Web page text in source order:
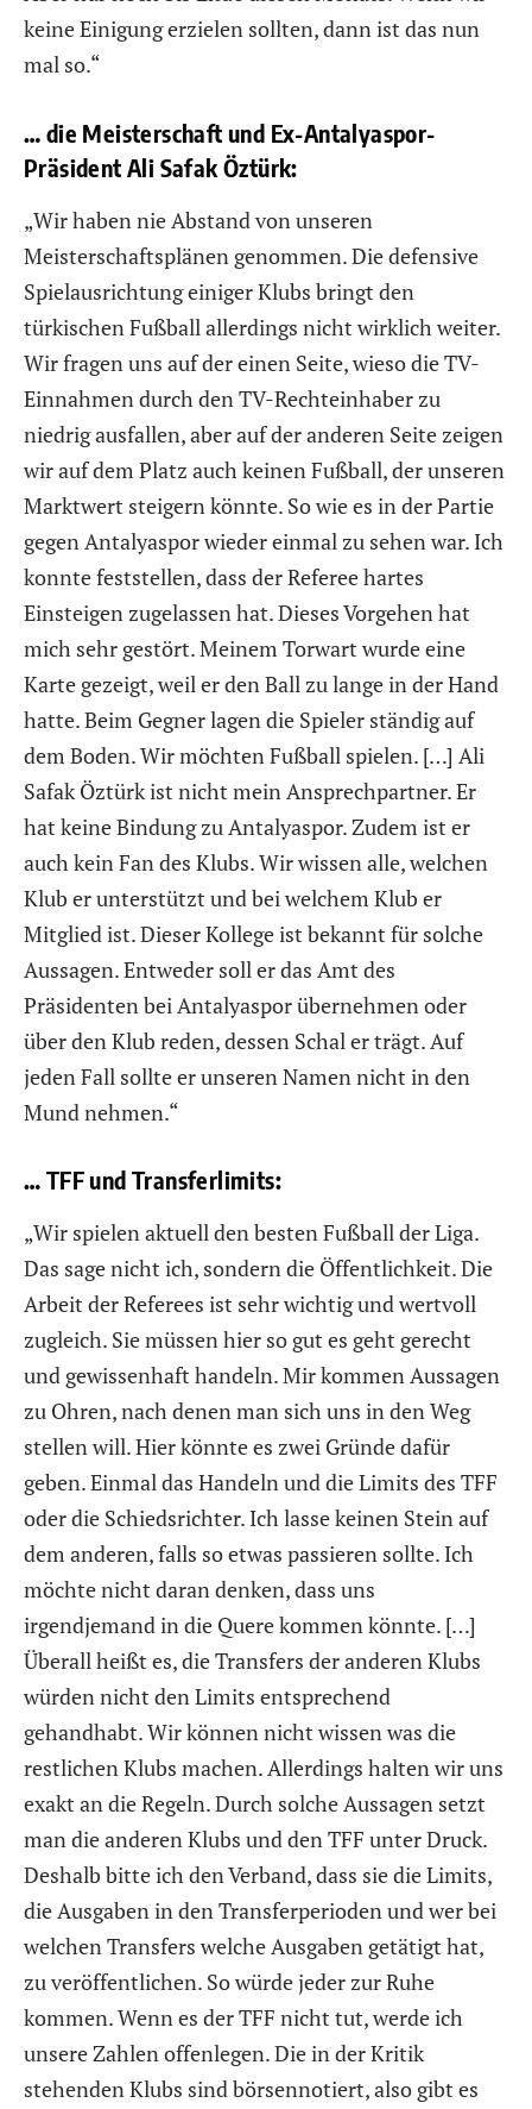
keine Einigung erzielen sollten, dann ist das nun
mal so.“
… die Meisterschaft und Ex-Antalyaspor-
Präsident Ali Safak Öztürk:
„Wir haben nie Abstand von unseren
Meisterschaftsplänen genommen. Die defensive
Spielausrichtung einiger Klubs bringt den
türkischen Fußball allerdings nicht wirklich weiter.
Wir fragen uns auf der einen Seite, wieso die TV-
Einnahmen durch den TV-Rechteinhaber zu
niedrig ausfallen, aber auf der anderen Seite zeigen
wir auf dem Platz auch keinen Fußball, der unseren
Marktwert steigern könnte. So wie es in der Partie
gegen Antalyaspor wieder einmal zu sehen war. Ich
konnte feststellen, dass der Referee hartes
Einsteigen zugelassen hat. Dieses Vorgehen hat
mich sehr gestört. Meinem Torwart wurde eine
Karte gezeigt, weil er den Ball zu lange in der Hand
hatte. Beim Gegner lagen die Spieler ständig auf
dem Boden. Wir möchten Fußball spielen. […] Ali
Safak Öztürk ist nicht mein Ansprechpartner. Er
hat keine Bindung zu Antalyaspor. Zudem ist er
auch kein Fan des Klubs. Wir wissen alle, welchen
Klub er unterstützt und bei welchem Klub er
Mitglied ist. Dieser Kollege ist bekannt für solche
Aussagen. Entweder soll er das Amt des
Präsidenten bei Antalyaspor übernehmen oder
über den Klub reden, dessen Schal er trägt. Auf
jeden Fall sollte er unseren Namen nicht in den
Mund nehmen.“
… TFF und Transferlimits:
„Wir spielen aktuell den besten Fußball der Liga.
Das sage nicht ich, sondern die Öffentlichkeit. Die
Arbeit der Referees ist sehr wichtig und wertvoll
zugleich. Sie müssen hier so gut es geht gerecht
und gewissenhaft handeln. Mir kommen Aussagen
zu Ohren, nach denen man sich uns in den Weg
stellen will. Hier könnte es zwei Gründe dafür
geben. Einmal das Handeln und die Limits des TFF
oder die Schiedsrichter. Ich lasse keinen Stein auf
dem anderen, falls so etwas passieren sollte. Ich
möchte nicht daran denken, dass uns
irgendjemand in die Quere kommen könnte. […]
Überall heißt es, die Transfers der anderen Klubs
würden nicht den Limits entsprechend
gehandhabt. Wir können nicht wissen was die
restlichen Klubs machen. Allerdings halten wir uns
exakt an die Regeln. Durch solche Aussagen setzt
man die anderen Klubs und den TFF unter Druck.
Deshalb bitte ich den Verband, dass sie die Limits,
die Ausgaben in den Transferperioden und wer bei
welchen Transfers welche Ausgaben getätigt hat,
zu veröffentlichen. So würde jeder zur Ruhe
kommen. Wenn es der TFF nicht tut, werde ich
unsere Zahlen offenlegen. Die in der Kritik
stehenden Klubs sind börsennotiert, also gibt es